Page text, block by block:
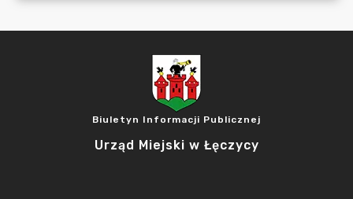
Biuletyn Informacji Publicznej
Urząd Miejski w Łęczycy